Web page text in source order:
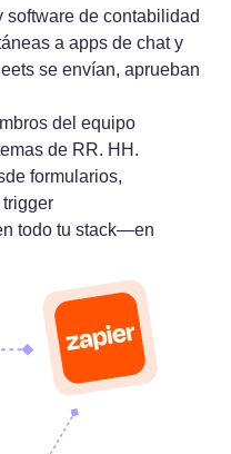
software de contabilidad
a apps de chat y
se envían, aprueban
del equipo
de RR. HH.
formularios,
todo tu stack—en